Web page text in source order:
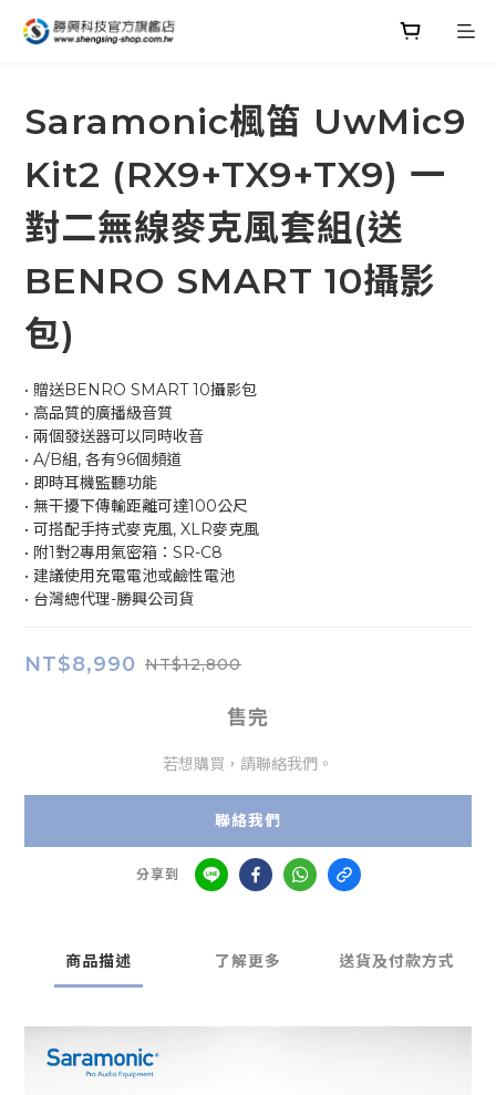
Saramonic楓笛 UwMic9
Kit2 (RX9+TX9+TX9) 一
對二無線麥克風套組(送
BENRO SMART 10攝影
包)
• 贈送BENRO SMART 10攝影包
• 高品質的廣播級音質
• 兩個發送器可以同時收音
• A/B組, 各有96個頻道
• 即時耳機監聽功能
• 無干擾下傳輸距離可達100公尺
• 可搭配手持式麥克風, XLR麥克風
• 附1對2專用氣密箱：SR-C8
• 建議使用充電電池或鹼性電池
• 台灣總代理-勝興公司貨
NT$8,990 NT$12,800
售完
若想購買，請聯絡我們。
聯絡我們
分享到
商品描述 了解更多 送貨及付款方式